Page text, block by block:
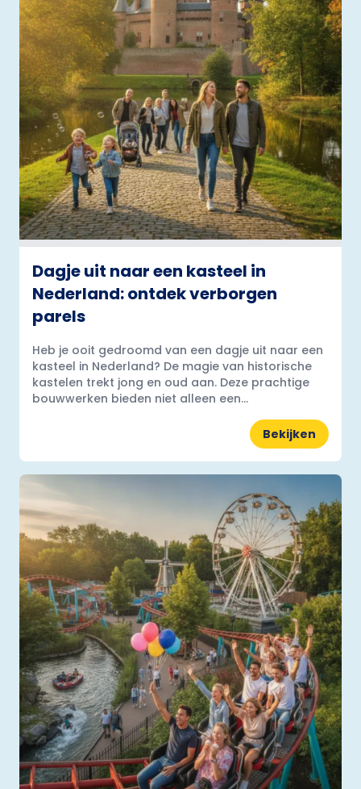
Dagje uit naar een kasteel in
Nederland: ontdek verborgen
parels
Heb je ooit gedroomd van een dagje uit naar een
kasteel in Nederland? De magie van historische
kastelen trekt jong en oud aan. Deze prachtige
bouwwerken bieden niet alleen een...
Bekijken